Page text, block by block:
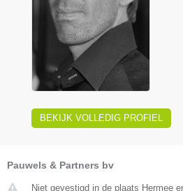
BEKIJK VOLLEDIG PROFIEL
Pauwels & Partners bv
Niet gevestigd in de plaats Hermee